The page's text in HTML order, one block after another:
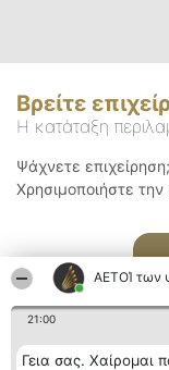
ΑΕΤΟΊ των
21:00
Γεια σας. Χαίρομαι
Βρείτε
Η κατάταξη
Ψάχνετε
Χρησιμοποιήστε